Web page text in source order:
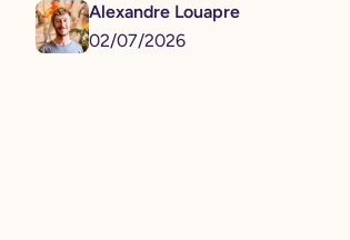
Alexandre Louapre
02/07/2026